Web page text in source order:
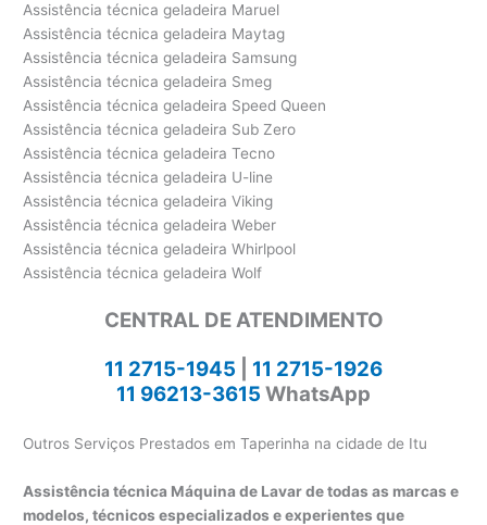
Assistência técnica geladeira Maruel
Assistência técnica geladeira Maytag
Assistência técnica geladeira Samsung
Assistência técnica geladeira Smeg
Assistência técnica geladeira Speed Queen
Assistência técnica geladeira Sub Zero
Assistência técnica geladeira Tecno
Assistência técnica geladeira U-line
Assistência técnica geladeira Viking
Assistência técnica geladeira Weber
Assistência técnica geladeira Whirlpool
Assistência técnica geladeira Wolf
CENTRAL DE ATENDIMENTO
11 2715-1945
11 2715-1926
11 96213-3615 WhatsApp
Outros Serviços Prestados em Taperinha na cidade de Itu
Assistência técnica Máquina de Lavar de todas as marcas e
modelos, técnicos especializados e experientes que